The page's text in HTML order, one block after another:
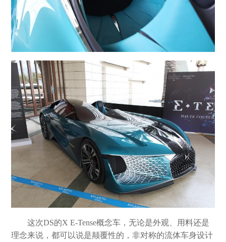
这次DS的X E-Tense概念车，无论是外观、用料还是
理念来说，都可以说是颠覆性的，非对称的流体车身设计